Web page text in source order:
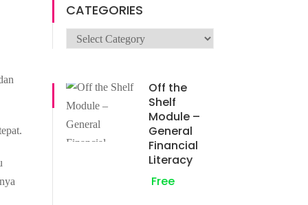
CATEGORIES
Categories
Off the
Shelf
Module –
General
Financial
Literacy
Free